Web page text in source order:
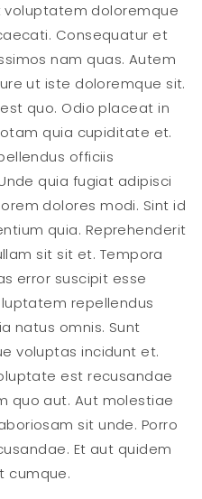
voluptatem doloremque
Consequatur et
nam quas. Autem
ut iste doloremque sit.
quo. Odio placeat in
quia cupiditate et.
officiis
quia fugiat adipisci
dolores modi. Sint id
quia. Reprehenderit
sit sit et. Tempora
error suscipit esse
repellendus
natus omnis. Sunt
voluptas incidunt et.
est recusandae
quo aut. Aut molestiae
sit unde. Porro
Et aut quidem
cumque.